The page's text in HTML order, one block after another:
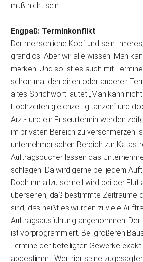
muß nicht sein.
Engpaß: Terminkonflikt
Der menschliche Kopf und sein
grandios. Aber wir alle wissen: Man
merken. Und so ist es auch mit
schon mal den einen oder anderen
altes Sprichwort lautet „Man kann
Hochzeiten gleichzeitig tanzen“ und
Arzt- und ein Friseurtermin werden
im privaten Bereich zu verschmerzen
unternehmerischen Bereich zur
Auftragsbücher lassen das
schlagen. Da wird gerne bei jedem
Doch nur allzu schnell wird bei der Flut
übersehen, daß bestimmte Zeiträume
sind, das heißt es wurden zuviele
Auftragsausführung angenommen. Der
ist vorprogrammiert. Bei größeren
Termine der beteiligten Gewerke
abgestimmt. Wer hier seine